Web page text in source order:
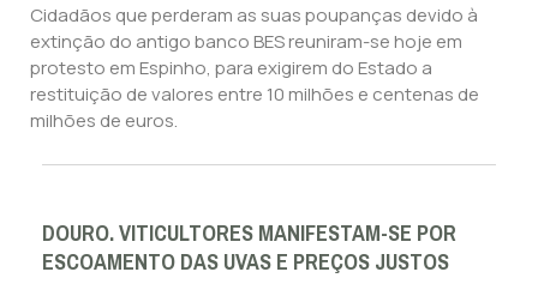
Cidadãos que perderam as suas poupanças devido à
extinção do antigo banco BES reuniram-se hoje em
protesto em Espinho, para exigirem do Estado a
restituição de valores entre 10 milhões e centenas de
milhões de euros.
DOURO. VITICULTORES MANIFESTAM-SE POR
ESCOAMENTO DAS UVAS E PREÇOS JUSTOS